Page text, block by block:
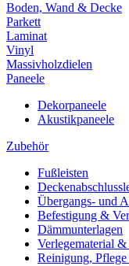
Boden, Wand & Decke
Parkett
Laminat
Vinyl
Massivholzdielen
Paneele
Dekorpaneele
Akustikpaneele
Zubehör
Fußleisten
Übergangs- und
Befestigung &
Dämmunterlagen
Verlegematerial
Reinigung,